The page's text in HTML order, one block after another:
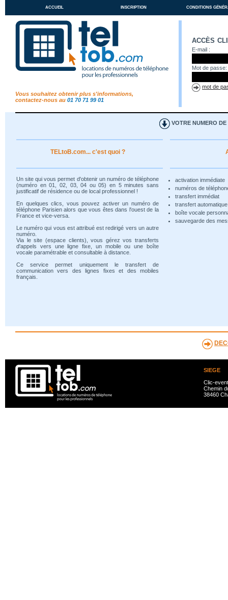
accueil inscription conditions
Vous souhaitez obtenir plus s'informations,
contactez-nous au 01 70 71 99 01
accès
E-mail :
Mot de passe:
mot de
VOTRE NUMERO DE
TELtoB.com... c'est quoi ?
Un site qui vous permet d'obtenir un numéro de téléphone
(numéro en 01, 02, 03, 04 ou 05) en 5 minutes sans
justificatif de résidence ou de local professionnel !
En quelques clics, vous pouvez activer un numéro de
téléphone Parisien alors que vous êtes dans l'ouest de la
France et vice-versa.
Le numéro qui vous est attribué est redirigé vers un autre
numéro.
Via le site (espace clients), vous gérez vos transferts
d'appels vers une ligne fixe, un mobile ou une boîte
vocale paramétrable et consultable à distance.
Ce service permet uniquement le transfert de
communication vers des lignes fixes et des mobiles
français.
activation immédiate
numéros de
transfert immédiat
transfert
boîte vocale
sauvegarde des
SIEGE
Clic-
Chemin
38460